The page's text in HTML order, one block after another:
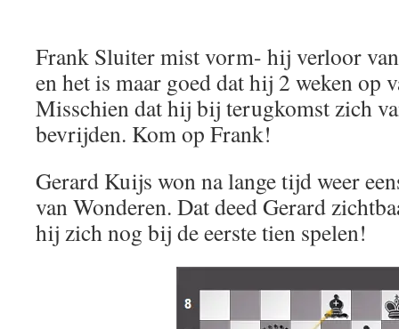
Frank Sluiter mist vorm- hij verloor
en het is maar goed dat hij 2 weken op
Misschien dat hij bij terugkomst zich
bevrijden. Kom op Frank!
Gerard Kuijs won na lange tijd weer
van Wonderen. Dat deed Gerard
hij zich nog bij de eerste tien spelen!